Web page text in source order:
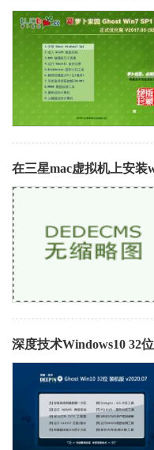
在三星mac虚拟机上安装
深度技术Windows10 32